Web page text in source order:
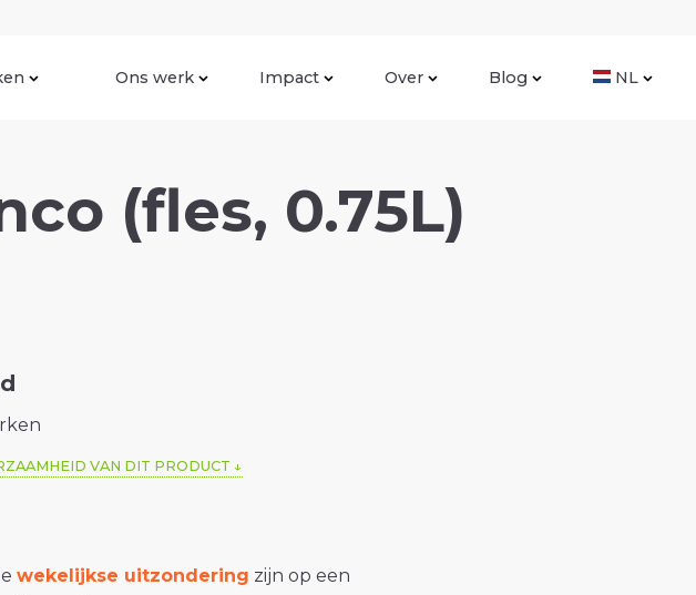
Ons werk Impact Over Blog NL
(fles, 0.75L)
VAN DIT PRODUCT
wekelijkse uitzondering zijn op een